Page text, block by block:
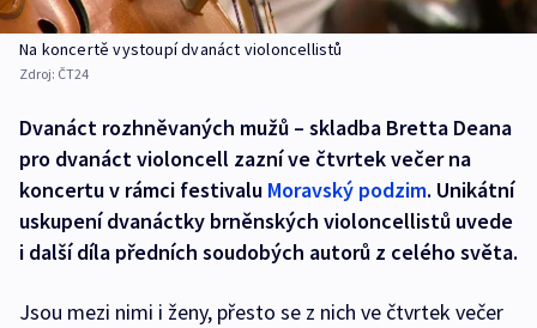
Na koncertě vystoupí dvanáct violoncellistů
Zdroj: ČT24
Dvanáct rozhněvaných mužů – skladba Bretta Deana
pro dvanáct violoncell zazní ve čtvrtek večer na
koncertu v rámci festivalu Moravský podzim. Unikátní
uskupení dvanáctky brněnských violoncellistů uvede
i další díla předních soudobých autorů z celého světa.
Jsou mezi nimi i ženy, přesto se z nich ve čtvrtek večer